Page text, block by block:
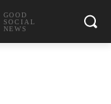
GOOD
SOCIAL
NEWS